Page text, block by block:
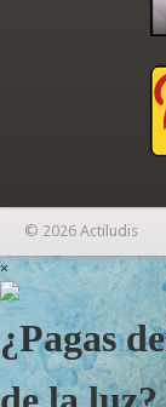
© 2026 Actiludis
×
¿Pagas